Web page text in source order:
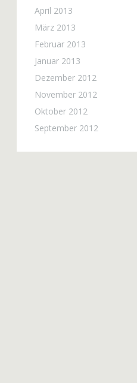
April 2013
März 2013
Februar 2013
Januar 2013
Dezember 2012
November 2012
Oktober 2012
September 2012